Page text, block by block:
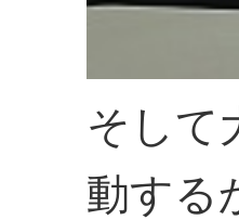
そして
動する